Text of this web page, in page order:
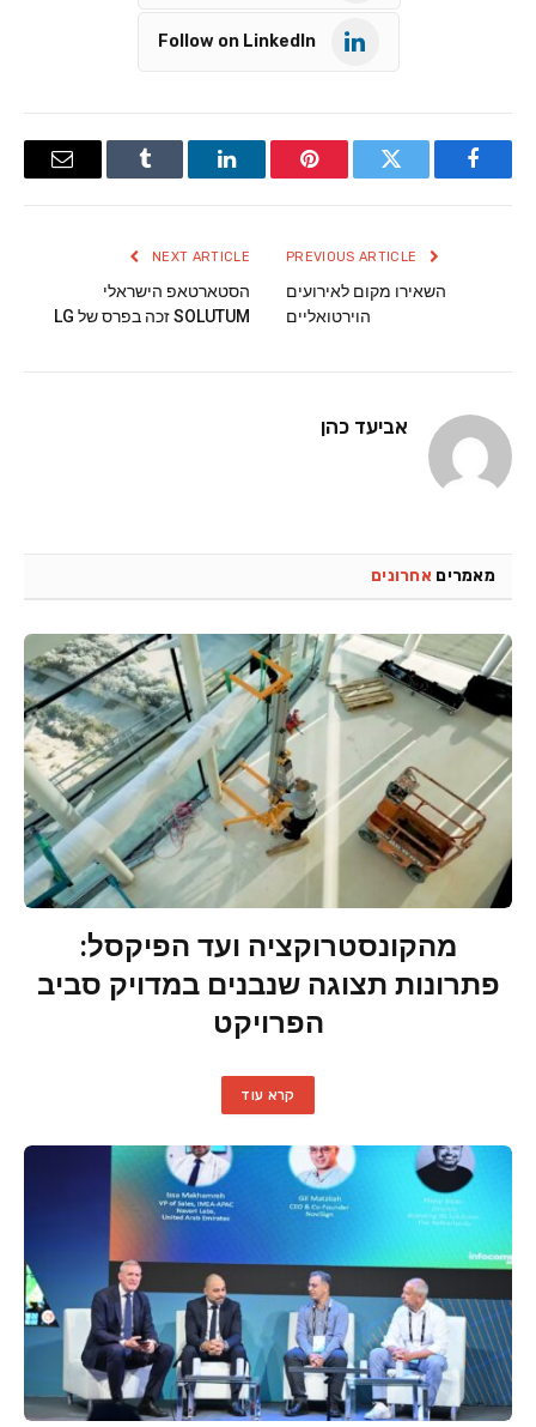
Follow on LinkedIn
Facebook
Twitter
Pinterest
LinkedIn
Tumblr
Email
השאירו מקום לאירועים
הוירטואליים
NEXT ARTICLE
הסטארטאפ הישראלי
SOLUTUM זכה בפרס של LG
אביעד כהן
מאמרים אחרונים
מהקונסטרוקציה ועד הפיקסל:
פתרונות תצוגה שנבנים במדויק סביב
הפרויקט
קרא עוד